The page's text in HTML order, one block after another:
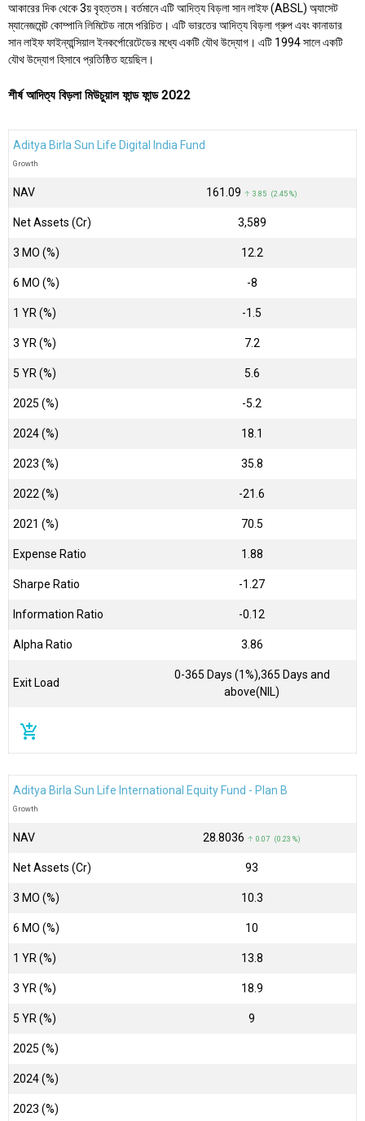
আকারের দিক থেকে 3য় বৃহত্তম। বর্তমানে এটি আদিত্য বিড়লা সান লাইফ (ABSL) অ্যাসেট
ম্যানেজমেন্ট কোম্পানি লিমিটেড নামে পরিচিত। এটি ভারতের আদিত্য বিড়লা গ্রুপ এবং কানাডার
সান লাইফ ফাইন্যান্সিয়াল ইনকর্পোরেটেডের মধ্যে একটি যৌথ উদ্যোগ। এটি 1994 সালে একটি
যৌথ উদ্যোগ হিসাবে প্রতিষ্ঠিত হয়েছিল।
শীর্ষ আদিত্য বিড়লা মিউচুয়াল ফান্ড ফান্ড 2022
Aditya Birla Sun Life Digital India Fund
Growth
NAV ₹161.09 ↑ 3.85 (2.45 %)
Net Assets (Cr) ₹3,589
3 MO (%) 12.2
6 MO (%) -8
1 YR (%) -1.5
3 YR (%) 7.2
5 YR (%) 5.6
2025 (%) -5.2
2024 (%) 18.1
2023 (%) 35.8
2022 (%) -21.6
2021 (%) 70.5
Expense Ratio 1.88
Sharpe Ratio -1.27
Information Ratio -0.12
Alpha Ratio 3.86
Exit Load
0-365 Days (1%),365 Days and
above(NIL)
add_shopping_cart
Aditya Birla Sun Life International Equity Fund - Plan B
Growth
NAV ₹28.8036 ↑ 0.07 (0.23 %)
Net Assets (Cr) ₹93
3 MO (%) 10.3
6 MO (%) 10
1 YR (%) 13.8
3 YR (%) 18.9
5 YR (%) 9
2025 (%)
2024 (%)
2023 (%)